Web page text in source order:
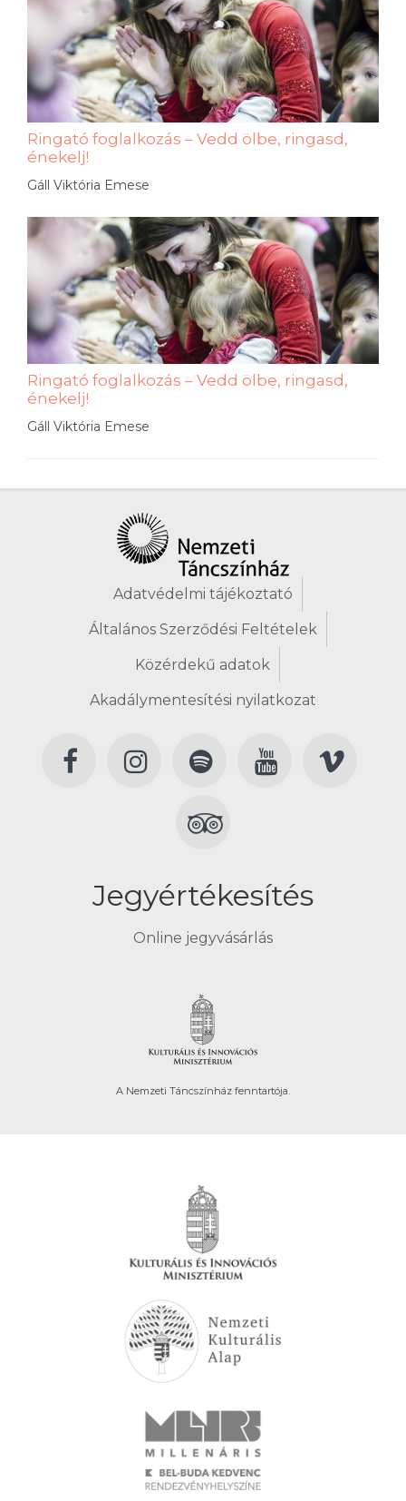
Ringató foglalkozás – Vedd ölbe, ringasd,
énekelj!
Gáll Viktória Emese
Ringató foglalkozás – Vedd ölbe, ringasd,
énekelj!
Gáll Viktória Emese
Adatvédelmi tájékoztató
Általános Szerződési Feltételek
Közérdekű adatok
Akadálymentesítési nyilatkozat
Jegyértékesítés
Online jegyvásárlás
A Nemzeti Táncszínház fenntartója.